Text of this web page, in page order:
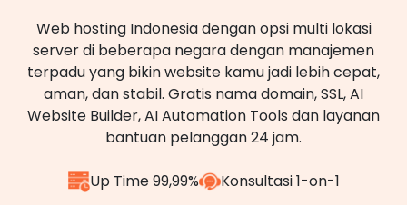
Web hosting Indonesia dengan opsi multi lokasi
server di beberapa negara dengan manajemen
terpadu yang bikin website kamu jadi lebih cepat,
aman, dan stabil. Gratis nama domain, SSL, AI
Website Builder, AI Automation Tools dan layanan
bantuan pelanggan 24 jam.
Up Time 99,99% Konsultasi 1-on-1